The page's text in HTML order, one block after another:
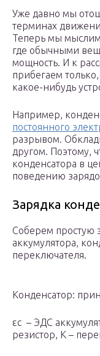
Уже давно мы
терминах
Теперь мы
где обычными
мощность. И к
прибегаем
какое-нибудь
Например,
постоянного
разрывом.
другом. Поэтому,
конденсатора в
поведению
Зарядка
Соберем простую
аккумулятора,
переключателя.
Конденсатор:
εc – ЭДС
резистор, K –